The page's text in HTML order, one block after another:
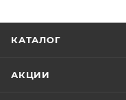
КАТАЛОГ
АКЦИИ